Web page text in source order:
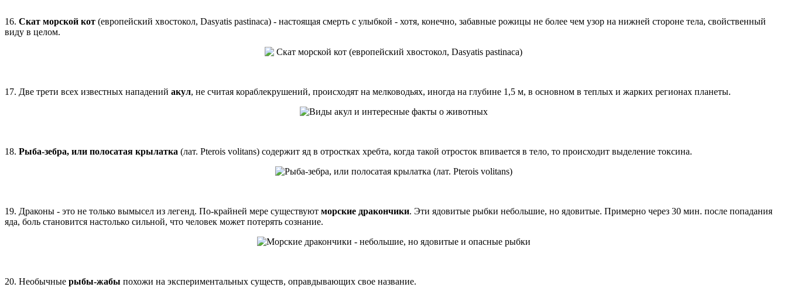
16. Скат морской кот (европейский хвостокол, Dasyatis pastinaca) - настоящая смерть с улыбкой - хотя, конечно, забавные рожицы не более чем узор на нижней стороне тела, свойственный
виду в целом.
17. Две трети всех известных нападений акул, не считая кораблекрушений, происходят на мелководьях, иногда на глубине 1,5 м, в основном в теплых и жарких регионах планеты.
18. Рыба-зебра, или полосатая крылатка (лат. Pterois volitans) содержит яд в отростках хребта, когда такой отросток впивается в тело, то происходит выделение токсина.
19. Драконы - это не только вымысел из легенд. По-крайней мере существуют морские дракончики. Эти ядовитые рыбки небольшие, но ядовитые. Примерно через 30 мин. после попадания
яда, боль становится настолько сильной, что человек может потерять сознание.
20. Необычные рыбы-жабы похожи на экспериментальных существ, оправдывающих свое название.